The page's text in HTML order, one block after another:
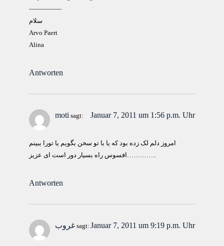
—————
سلام
Arvo Paert
Alina
Antworten
moti sagt: Januar 7, 2011 um 1:56 p.m. Uhr
امروز دلم لک زده بود که یا با تو سخن بگویم یا تورا ببینم
افسوس راه بسیار دور است ای عزیز…………..
Antworten
غروب sagt: Januar 7, 2011 um 9:19 p.m. Uhr